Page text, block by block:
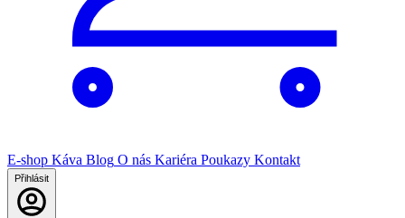
E-shop Káva Blog O nás Kariéra Poukazy Kontakt
Přihlásit